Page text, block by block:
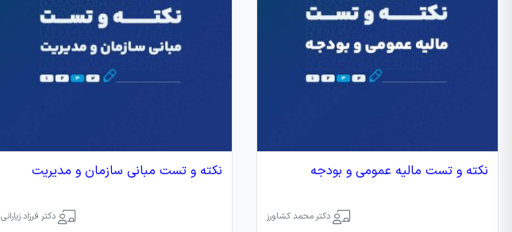
نکته و تست مالیه عمومی و بودجه
دکتر محمد کشاورز
نکته و تست مبانی سازمان و مدیریت
دکتر فرزاد زیارانی